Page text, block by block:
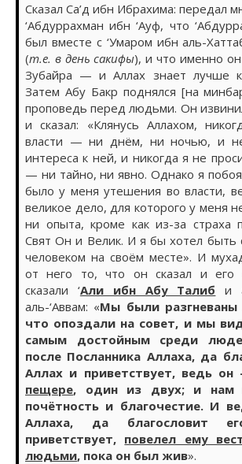
Сказал Са’д ибн Ибрахима: передал
‘Абдуррахман ибн ‘Ауф, что
был вместе с ‘Умаром ибн аль-
(т.е. в день сакифы), и что именно
Зубайра — и Аллах знает лучше
Затем Абу Бакр поднялся [на
проповедь перед людьми. Он
и сказал: «Клянусь Аллахом,
власти — ни днём, ни ночью, и
интереса к ней, и никогда я не
— ни тайно, ни явно. Однако я
было у меня утешения во власти,
великое дело, для которого у меня
ни опыта, кроме как из-за страха
Свят Он и Велик. И я бы хотел быть
человеком на своём месте». И
от него то, что он сказал и его
сказали ‘Али ибн Абу Талиб и
аль-‘Аввам: «Мы были
что опоздали на совет, и мы
самым достойным среди
после Посланника Аллаха, да
Аллах и приветствует, ведь он
пещере, один из двух; и нам
почётность и благочестие. И
Аллаха, да благословит
приветствует, повелел ему
людьми, пока он был жив».